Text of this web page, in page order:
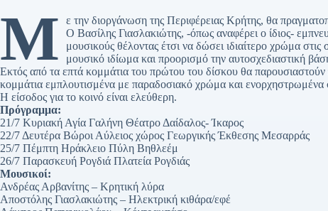
Μ
ε την διοργάνωση της Περιφέρειας Κρήτης, θα
Ο Βασίλης Γιασλακιώτης, -όπως αναφέρει ο ίδιος-
μουσικούς θέλοντας έτσι να δώσει ιδιαίτερο χρώμα
μουσικό ιδίωμα και προορισμό την αυτοσχεδιαστική
Εκτός από τα επτά κομμάτια του πρώτου του δίσκου θα
κομμάτια εμπλουτισμένα με παραδοσιακό χρώμα και
Η είσοδος για το κοινό είναι ελεύθερη.
Πρόγραμμα:
21/7 Κυριακή Αγία Γαλήνη Θέατρο Δαίδαλος- Ίκαρος
22/7 Δευτέρα Βώροι Αύλειος χώρος Γεωργικής Έκθεσης Μεσαρράς
25/7 Πέμπτη Ηράκλειο Πύλη Βηθλεέμ
26/7 Παρασκευή Ρογδιά Πλατεία Ρογδιάς
Μουσικοί:
Ανδρέας Αρβανίτης – Κρητική λύρα
Αποστόλης Γιασλακιώτης – Ηλεκτρική κιθάρα/εφέ